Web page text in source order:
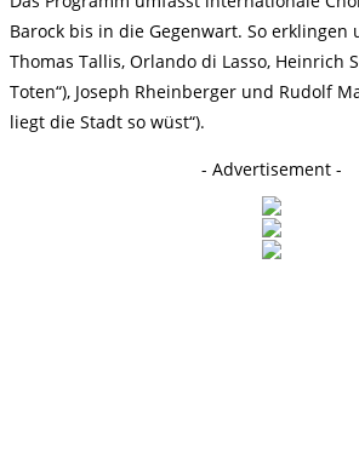
Barock bis in die Gegenwart. So erklingen
Thomas Tallis, Orlando di Lasso, Heinrich
Toten“), Joseph Rheinberger und Rudolf
liegt die Stadt so wüst“).
- Advertisement -